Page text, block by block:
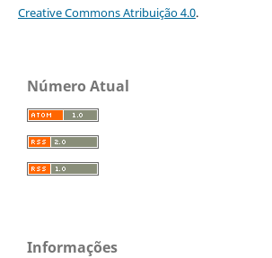
Creative Commons Atribuição 4.0.
Número Atual
Informações